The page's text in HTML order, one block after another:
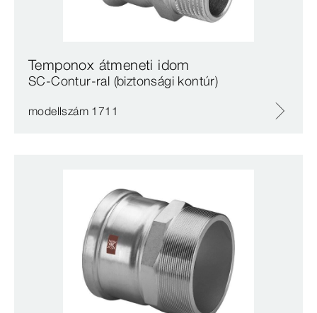
Temponox átmeneti idom
SC‑Contur-ral (biztonsági kontúr)
modellszám 1711